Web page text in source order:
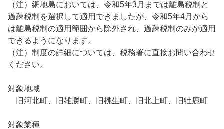
（注）網地島においては、令和5年3月までは離島税制と
過疎税制を選択して適用できましたが、令和5年4月から
は離島税制の適用範囲から除外され、過疎税制のみが適用
できるようになります。
（注）制度の詳細については、税務署に直接お問い合わせ
ください。
対象地域
旧河北町、旧雄勝町、旧桃生町、旧北上町、旧牡鹿町
対象業種